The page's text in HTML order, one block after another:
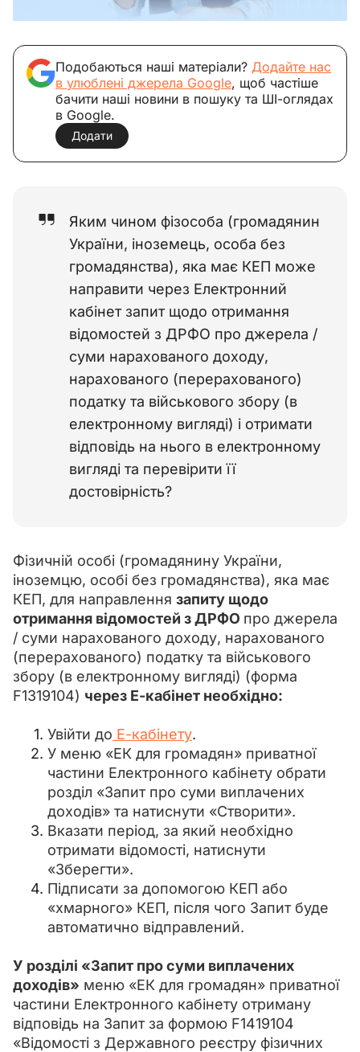
Подобаються наші матеріали? Додайте нас
в улюблені джерела Google, щоб частіше
бачити наші новини в пошуку та ШІ-оглядах
в Google.
Додати
Яким чином фізособа (громадянин
України, іноземець, особа без
громадянства), яка має КЕП може
направити через Електронний
кабінет запит щодо отримання
відомостей з ДРФО про джерела /
суми нарахованого доходу,
нарахованого (перерахованого)
податку та військового збору (в
електронному вигляді) і отримати
відповідь на нього в електронному
вигляді та перевірити її
достовірність?
Фізичній особі (громадянину України,
іноземцю, особі без громадянства), яка має
КЕП, для направлення запиту щодо
отримання відомостей з ДРФО про джерела
/ суми нарахованого доходу, нарахованого
(перерахованого) податку та військового
збору (в електронному вигляді) (форма
F1319104) через Е-кабінет необхідно:
Увійти до Е-кабінету.
У меню «ЕК для громадян» приватної
частини Електронного кабінету обрати
розділ «Запит про суми виплачених
доходів» та натиснути «Створити».
Вказати період, за який необхідно
отримати відомості, натиснути
«Зберегти».
Підписати за допомогою КЕП або
«хмарного» КЕП, після чого Запит буде
автоматично відправлений.
У розділі «Запит про суми виплачених
доходів» меню «ЕК для громадян» приватної
частини Електронного кабінету отриману
відповідь на Запит за формою F1419104
«Вiдомостi з Державного реєстру фiзичних